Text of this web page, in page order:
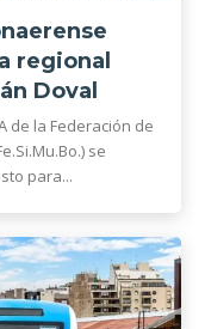
regional
Doval
de la Federación de
se
para...